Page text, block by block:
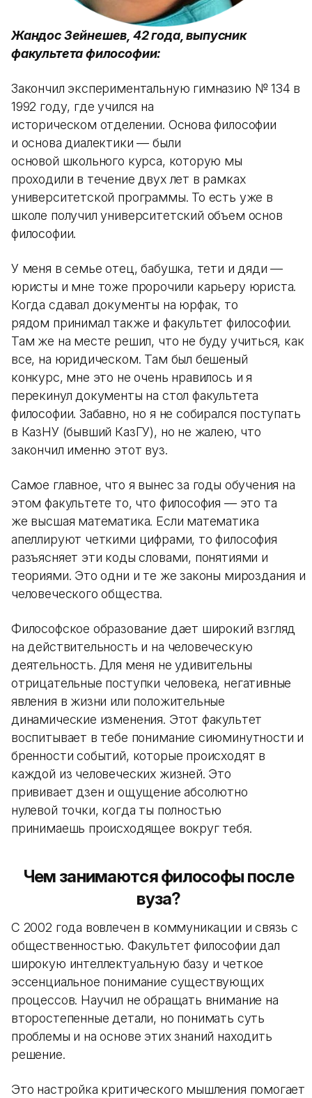
Жандос Зейнешев, 42 года, выпусник
факультета философии:
Закончил экспериментальную гимназию № 134 в
1992 году, где учился на
историческом отделении. Основа философии
и основа диалектики — были
основой школьного курса, которую мы
проходили в течение двух лет в рамках
университетской программы. То есть уже в
школе получил университетский объем основ
философии.
У меня в семье отец, бабушка, тети и дяди —
юристы и мне тоже пророчили карьеру юриста.
Когда сдавал документы на юрфак, то
рядом принимал также и факультет философии.
Там же на месте решил, что не буду учиться, как
все, на юридическом. Там был бешеный
конкурс, мне это не очень нравилось и я
перекинул документы на стол факультета
философии. Забавно, но я не собирался поступать
в КазНУ (бывший КазГУ), но не жалею, что
закончил именно этот вуз.
Самое главное, что я вынес за годы обучения на
этом факультете то, что философия — это та
же высшая математика. Если математика
апеллируют четкими цифрами, то философия
разъясняет эти коды словами, понятиями и
теориями. Это одни и те же законы мироздания и
человеческого общества.
Философское образование дает широкий взгляд
на действительность и на человеческую
деятельность. Для меня не удивительны
отрицательные поступки человека, негативные
явления в жизни или положительные
динамические изменения. Этот факультет
воспитывает в тебе понимание сиюминутности и
бренности событий, которые происходят в
каждой из человеческих жизней. Это
прививает дзен и ощущение абсолютно
нулевой точки, когда ты полностью
принимаешь происходящее вокруг тебя.
Чем занимаются философы после
вуза?
С 2002 года вовлечен в коммуникации и связь с
общественностью. Факультет философии дал
широкую интеллектуальную базу и четкое
эссенциальное понимание существующих
процессов. Научил не обращать внимание на
второстепенные детали, но понимать суть
проблемы и на основе этих знаний находить
решение.
Это настройка критического мышления помогает